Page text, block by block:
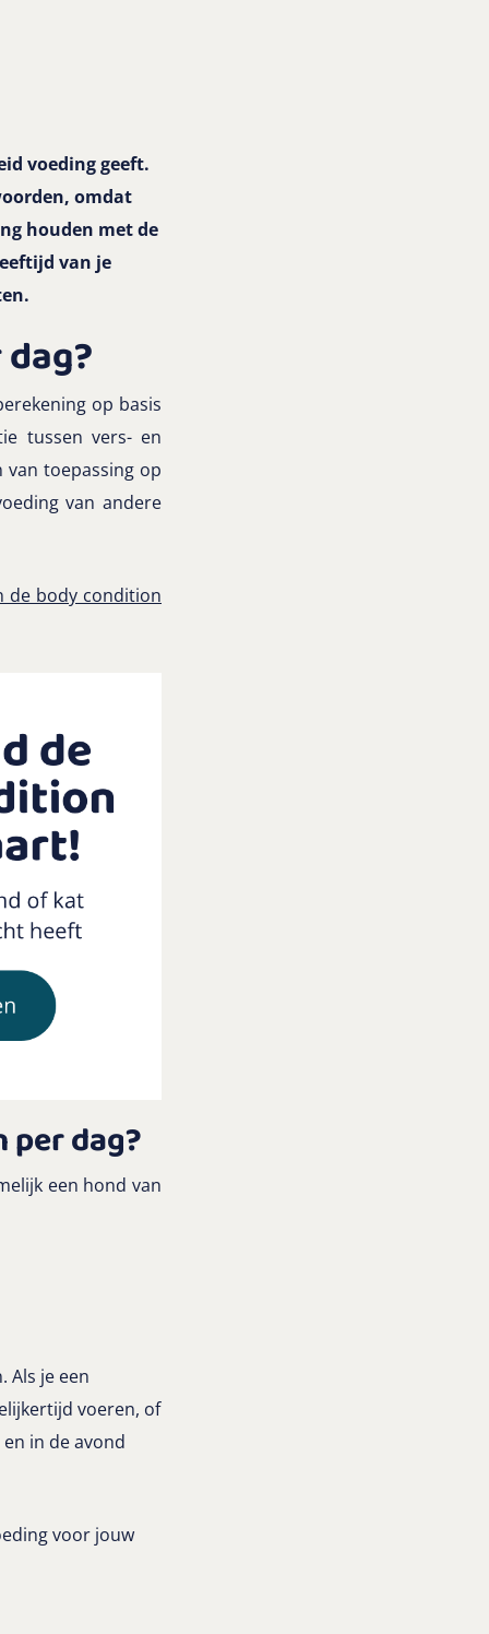
voeding geeft.
omdat
houden met de
van je
op basis
tussen vers- en
toepassing op
van andere
de body condition
per dag?
een hond van
Als je een
voeren, of
in de avond
voor jouw